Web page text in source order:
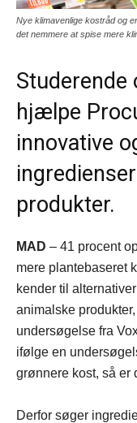
Nye klimavenlige kostråd og
det nemmere at spise mere
Studerende
hjælpe
innovative
produkter.
MAD – 41 procent
mere plantebaseret
kender til
animalske
undersøgelse fra
ifølge en
grønnere kost, så er
Derfor søger